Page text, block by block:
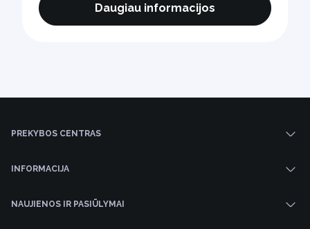
Daugiau informacijos
PREKYBOS CENTRAS
INFORMACIJA
NAUJIENOS IR PASIŪLYMAI